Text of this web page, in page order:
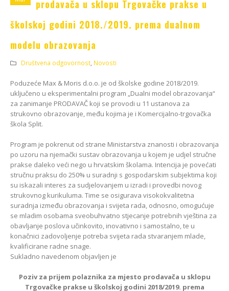
prodavača u sklopu Trgovačke prakse u
školskoj godini 2018./2019. prema dualnom
modelu obrazovanja
Društvena odgovornost, Novosti
Poduzeće Max & Moris d.o.o. je od školske godine 2018/2019.
uključeno u eksperimentalni program „Dualni model obrazovanja“
za zanimanje PRODAVAČ koji se provodi u 11 ustanova za
strukovno obrazovanje, među kojima je i Komercijalno-trgovačka
škola Split.
Program je pokrenut od strane Ministarstva znanosti i obrazovanja
po uzoru na njemački sustav obrazovanja u kojem je udjel stručne
prakse daleko veći nego u hrvatskim školama. Intencija je povećati
stručnu praksu do 250% u suradnji s gospodarskim subjektima koji
su iskazali interes za sudjelovanjem u izradi i provedbi novog
strukovnog kurikuluma. Time se osigurava visokokvalitetna
suradnja između obrazovanja i svijeta rada, odnosno, omogućuje
se mladim osobama sveobuhvatno stjecanje potrebnih vještina za
obavljanje poslova učinkovito, inovativno i samostalno, te u
konačnici zadovoljenje potreba svijeta rada stvaranjem mlade,
kvalificirane radne snage.
Sukladno navedenom objavljen je
Poziv za prijem polaznika za mjesto prodavača u sklopu
Trgovačke prakse u školskoj godini 2018/2019. prema
EGGER Dekorativna
kolekcija 26+
Inspiracija bez granica:
Pogledajte kako Lamello
kutove
12/05/2026
Kako odabrati pravi
format podnih daski?
15/01/2025